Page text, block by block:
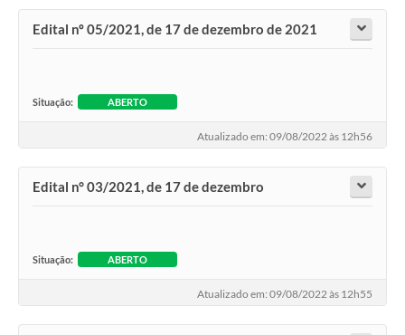
Edital nº 05/2021, de 17 de dezembro de 2021
Situação: ABERTO
Atualizado em: 09/08/2022 às 12h56
Edital n° 03/2021, de 17 de dezembro
Situação: ABERTO
Atualizado em: 09/08/2022 às 12h55